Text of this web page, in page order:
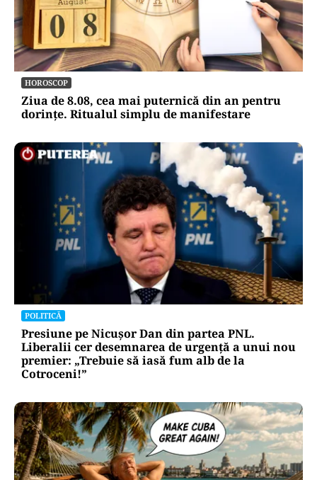
HOROSCOP
Ziua de 8.08, cea mai puternică din an pentru
dorințe. Ritualul simplu de manifestare
POLITICĂ
Presiune pe Nicușor Dan din partea PNL.
Liberalii cer desemnarea de urgență a unui nou
premier: „Trebuie să iasă fum alb de la
Cotroceni!”